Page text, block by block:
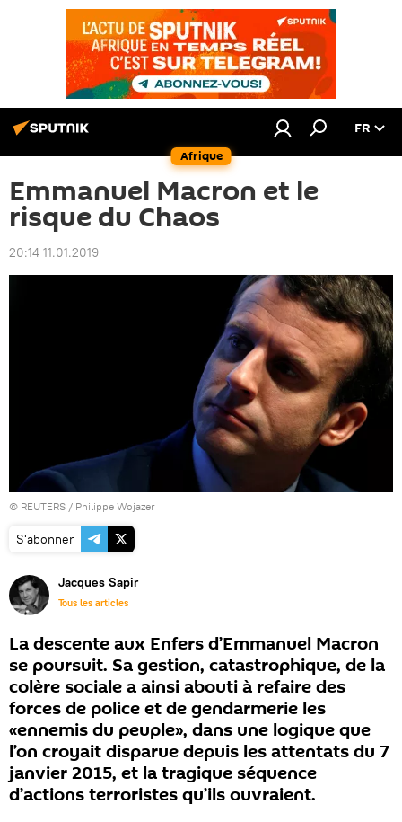
Afrique
FR
Emmanuel Macron et le
risque du Chaos
20:14 11.01.2019
© REUTERS / Philippe Wojazer
S'abonner
Jacques Sapir
Tous les articles
La descente aux Enfers d’Emmanuel Macron
se poursuit. Sa gestion, catastrophique, de la
colère sociale a ainsi abouti à refaire des
forces de police et de gendarmerie les
«ennemis du peuple», dans une logique que
l’on croyait disparue depuis les attentats du 7
janvier 2015, et la tragique séquence
d’actions terroristes qu’ils ouvraient.